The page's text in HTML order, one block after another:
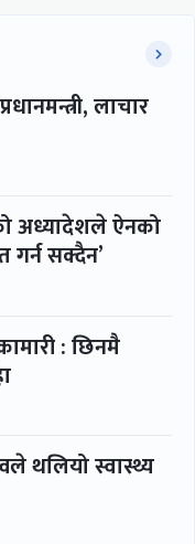
लाचार
अध्यादेशले ऐनको
गर्न सक्दैन’
: छिनमै
थलियो स्वास्थ्य